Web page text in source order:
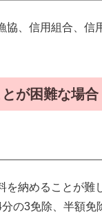
協、信用組合、信
が困難な場合
を納めることが難
の3免除、半額免